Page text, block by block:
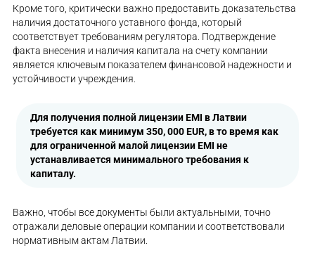
Кроме того, критически важно предоставить доказательства
наличия достаточного уставного фонда, который
соответствует требованиям регулятора. Подтверждение
факта внесения и наличия капитала на счету компании
является ключевым показателем финансовой надежности и
устойчивости учреждения.
Для получения полнойлицензии EMI в Латвии
требуется как минимум 350, 000 EUR, в то время как
для ограниченной малой лицензии EMI не
устанавливается минимального требования к
капиталу.
Важно, чтобы все документы были актуальными, точно
отражали деловые операции компании и соответствовали
нормативным актам Латвии.